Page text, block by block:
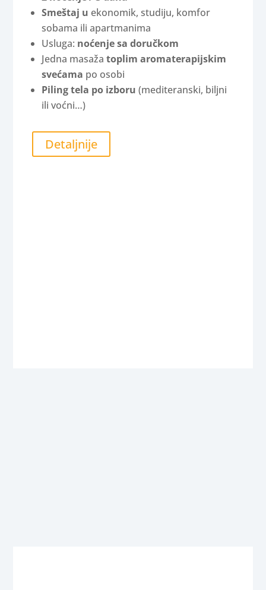
Smeštaj u ekonomik, studiju, komfor
sobama ili apartmanima
Usluga: noćenje sa doručkom
Jedna masaža toplim aromaterapijskim
svećama po osobi
Piling tela po izboru (mediteranski, biljni
ili voćni…)
Detaljnije